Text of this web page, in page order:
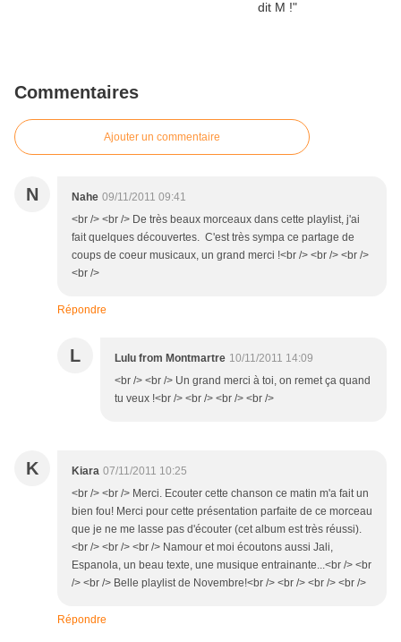
Commentaires
Ajouter un commentaire
N Nahe 09/11/2011 09:41
<br /> <br /> De très beaux morceaux dans cette playlist, j'ai
fait quelques découvertes. C'est très sympa ce partage de
coups de coeur musicaux, un grand merci !<br /> <br /> <br />
<br />
Répondre
L Lulu from Montmartre 10/11/2011 14:09
<br /> <br /> Un grand merci à toi, on remet ça quand
tu veux !<br /> <br /> <br /> <br />
K Kiara 07/11/2011 10:25
<br /> <br /> Merci. Ecouter cette chanson ce matin m'a fait un
bien fou! Merci pour cette présentation parfaite de ce morceau
que je ne me lasse pas d'écouter (cet album est très réussi).
<br /> <br /> <br /> Namour et moi écoutons aussi Jali,
Espanola, un beau texte, une musique entrainante...<br /> <br
/> <br /> Belle playlist de Novembre!<br /> <br /> <br /> <br />
Répondre